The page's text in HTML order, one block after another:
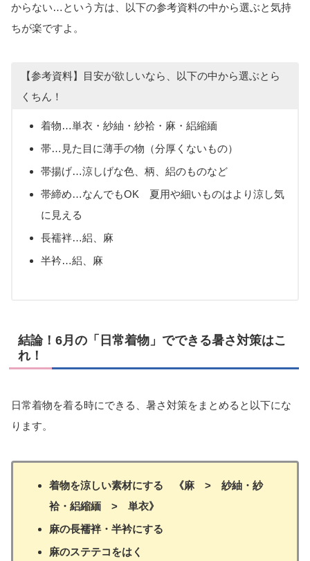
からない…という方は、以下の参考資料の中から選ぶと気持
ちが楽ですよ。
【参考資料】目安が欲しいなら、以下の中から選ぶとら
くちん！
着物…単衣・紗紬・紗袷・麻・絽縮緬
帯…見た目に薄手の物（分厚くないもの）
帯揚げ…涼しげな色、柄、絽のものなど
帯締め…なんでもOK 夏用や細いものはより涼し気
に見える
長襦袢…絽、麻
半衿…絽、麻
結論！6月の「日常着物」でできる暑さ対策はこ
れ！
日常着物を着る時にできる、暑さ対策をまとめると以下にな
ります。
着物を涼しい素材にする 《麻 > 紗紬・紗
袷・絽縮緬 > 単衣》
麻の長襦袢・半衿にする
麻のステテコをはく